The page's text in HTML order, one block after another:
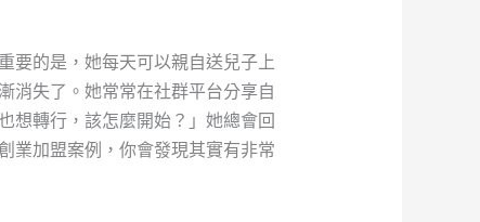
要的是，她每天可以親自送兒子上
消失了。她常常在社群平台分享自
想轉行，該怎麼開始？」她總會回
業加盟案例，你會發現其實有非常